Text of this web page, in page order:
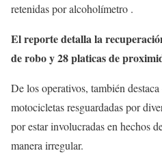
retenidas por alcoholímetro .
El reporte detalla la
de robo y 28 platicas de
De los operativos, también
motocicletas resguardadas por
por estar involucradas en hechos
manera irregular.